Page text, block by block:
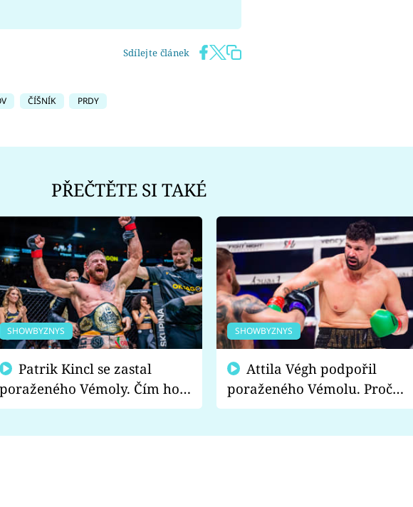
Sdílejte článek
ČÍŠNÍK PRDY
PŘEČTĚTE SI TAKÉ
SHOWBYZNYS
poraženého Vémoly. Čím ho
naštvali?
SHOWBYZNYS
poraženého Vémolu. Proč
chce raději zápasit s ním než